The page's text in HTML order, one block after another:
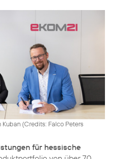
Kuban (Credits: Falco Peters
für hessische